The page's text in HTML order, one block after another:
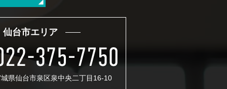
仙台市エリア
県仙台市泉区泉中央二丁目16-10